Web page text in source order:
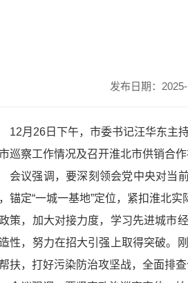
发布日期：
12月26日下午，市委书记汪华东主
巡察工作情况及召开淮北市供销合
会议强调，要深刻领会党中央对当
锚定“一城一基地”定位，紧扣淮北
策，加大对接力度，学习先进城市
性，努力在招大引强上取得突破。
扶，打好污染防治攻坚战，全面排